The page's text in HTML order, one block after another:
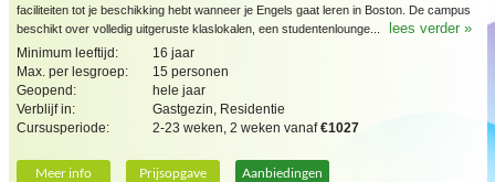
faciliteiten tot je beschikking hebt wanneer je Engels gaat leren in Boston. De campus
beschikt over volledig uitgeruste klaslokalen, een studentenlounge...
lees verder »
Minimum leeftijd:
16 jaar
Max. per lesgroep:
15 personen
Geopend:
hele jaar
Verblijf in:
Gastgezin, Residentie
Cursusperiode:
2-23 weken, 2 weken vanaf€1027
Meer info Prijsopgave Aanbiedingen